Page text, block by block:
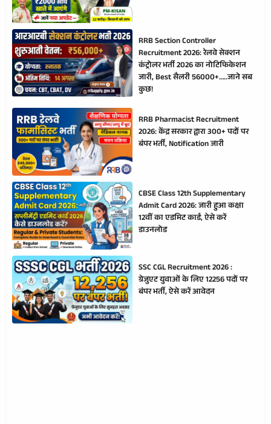
RRB Section Controller
Recruitment 2026: रेलवे सेक्शन
कंट्रोलर भर्ती 2026 का नोटिफिकेशन
जारी, Best सैलरी 56000+…..जाने सब
कुछ!
RRB Pharmacist Recruitment
2026: केंद्र सरकार द्वारा 300+ पदों पर
बंपर भर्ती, Notification जारी
CBSE Class 12th Supplementary
Admit Card 2026: जारी हुआ कक्षा
12वीं का एडमिट कार्ड, ऐसे करें
डाउनलोड
SSC CGL Recruitment 2026 :
ग्रेजुएट युवाओं के लिए 12256 पदों पर
बंपर भर्ती, ऐसे करें आवेदन